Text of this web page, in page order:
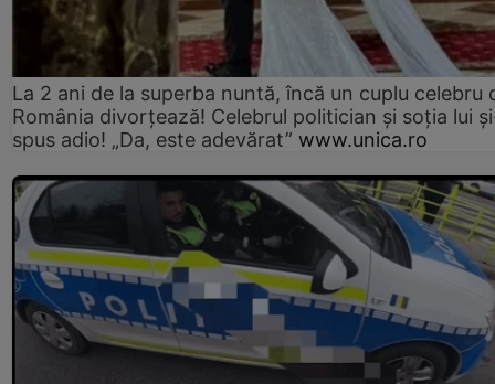
La 2 ani de la superba nuntă, încă un cuplu celebru
România divorțează! Celebrul politician și soția lui
spus adio! „Da, este adevărat” www.unica.ro